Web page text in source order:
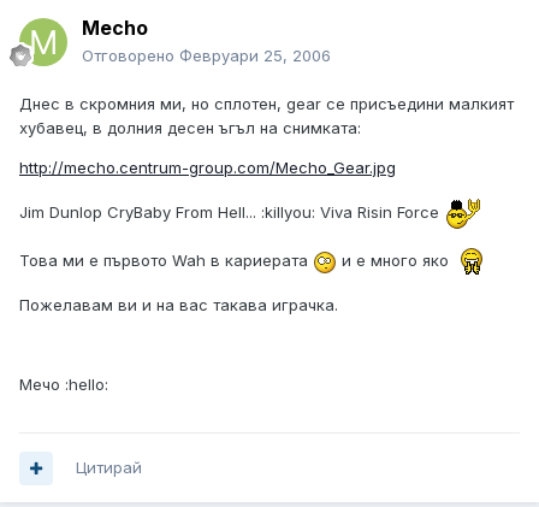
Mecho
Отговорено Февруари 25, 2006
Днес в скромния ми, но сплотен, gear се присъедини малкият
хубавец, в долния десен ъгъл на снимката:
http://mecho.centrum-group.com/Mecho_Gear.jpg
Jim Dunlop CryBaby From Hell... :killyou: Viva Risin Force
Това ми е първото Wah в кариерата и е много яко
Пожелавам ви и на вас такава играчка.
Мечо :hello:
Цитирай